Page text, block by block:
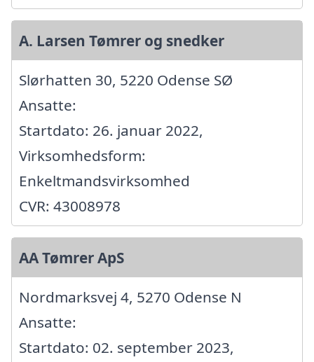
A. Larsen Tømrer og snedker
Slørhatten 30, 5220 Odense SØ
Ansatte:
Startdato: 26. januar 2022,
Virksomhedsform:
Enkeltmandsvirksomhed
CVR: 43008978
AA Tømrer ApS
Nordmarksvej 4, 5270 Odense N
Ansatte:
Startdato: 02. september 2023,